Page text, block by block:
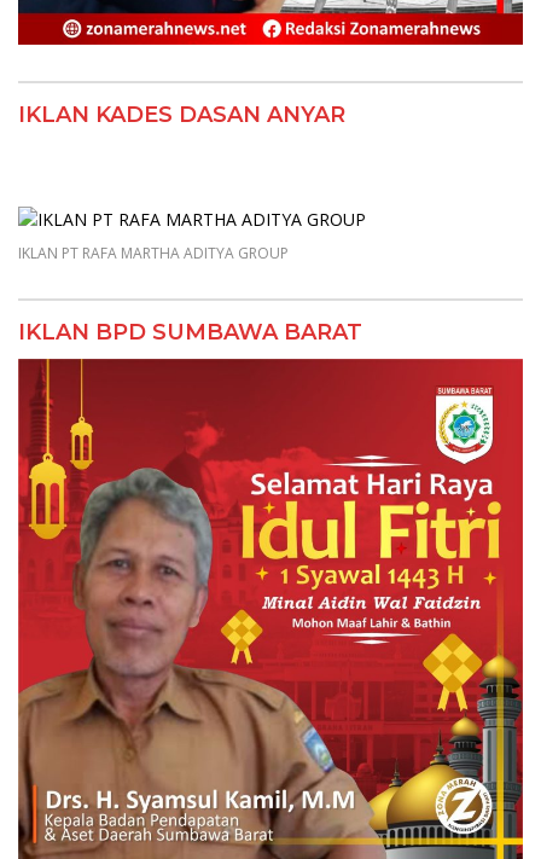
IKLAN KADES DASAN ANYAR
IKLAN PT RAFA MARTHA ADITYA GROUP
IKLAN BPD SUMBAWA BARAT